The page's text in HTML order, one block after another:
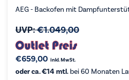
AEG - Backofen mit
UVP:€1.049,00
€659,00 inkl. MwSt.
oder ca. €14 mtl. bei 60 Monaten